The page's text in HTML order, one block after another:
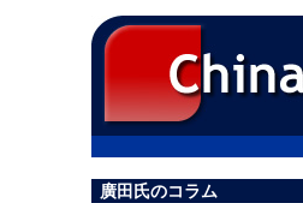
廣田氏のコラム